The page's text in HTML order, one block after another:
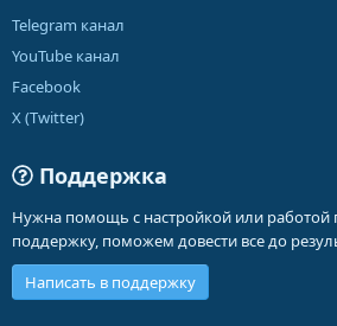
Telegram канал
YouTube канал
Facebook
X (Twitter)
Поддержка
Нужна помощь с настройкой или работой
поддержку, поможем довести все до
Написать в поддержку